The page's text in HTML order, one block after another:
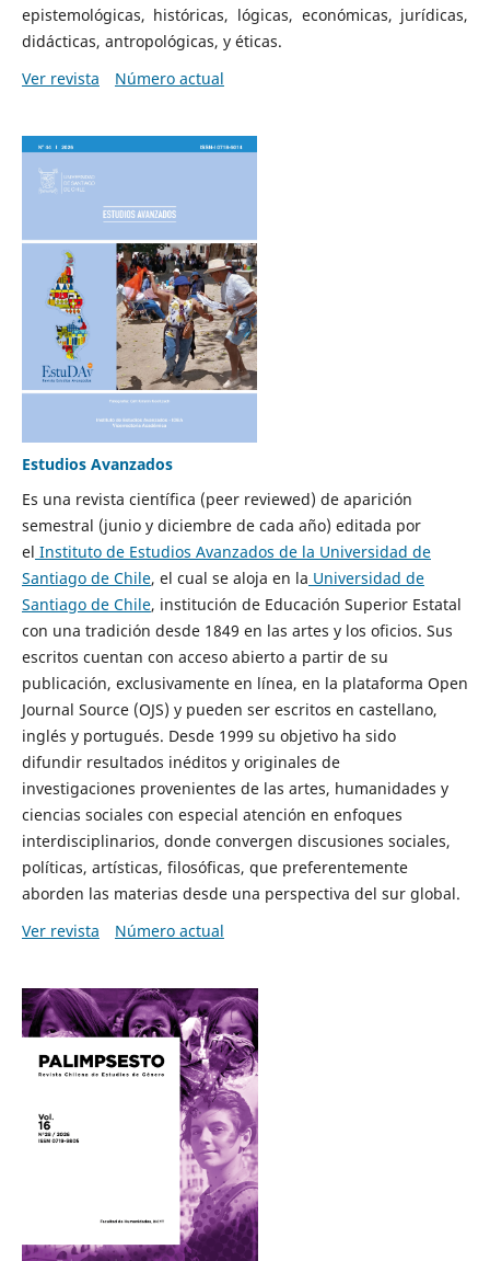
epistemológicas, históricas, lógicas, económicas, jurídicas,
didácticas, antropológicas, y éticas.
Ver revista
Número actual
Estudios Avanzados
Es una revista científica (peer reviewed) de aparición
semestral (junio y diciembre de cada año) editada por
el Instituto de Estudios Avanzados de la Universidad de
Santiago de Chile, el cual se aloja en la Universidad de
Santiago de Chile, institución de Educación Superior Estatal
con una tradición desde 1849 en las artes y los oficios. Sus
escritos cuentan con acceso abierto a partir de su
publicación, exclusivamente en línea, en la plataforma Open
Journal Source (OJS) y pueden ser escritos en castellano,
inglés y portugués. Desde 1999 su objetivo ha sido
difundir resultados inéditos y originales de
investigaciones provenientes de las artes, humanidades y
ciencias sociales con especial atención en enfoques
interdisciplinarios, donde convergen discusiones sociales,
políticas, artísticas, filosóficas, que preferentemente
aborden las materias desde una perspectiva del sur global.
Ver revista
Número actual